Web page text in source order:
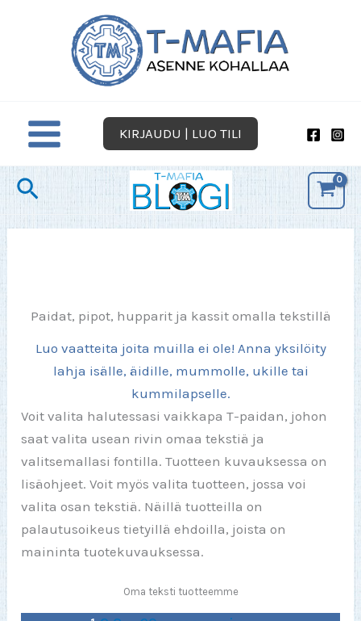
KIRJAUDU | LUO TILI
Hae
Paidat, pipot, hupparit ja kassit omalla tekstillä
Luo vaatteita joita muilla ei ole! Anna yksilöity
lahja isälle, äidille, mummolle, ukille tai
kummilapselle.
Voit valita halutessasi vaikkapa T-paidan, johon
saat valita usean rivin omaa tekstiä ja
valitsemallasi fontilla. Tuotteen kuvauksessa on
lisäohjeet. Voit myös valita tuotteen, jossa voi
valita osan tekstiä. Näillä tuotteilla on
palautusoikeus tietyillä ehdoilla, joista on
maininta tuotekuvauksessa.
Oma teksti tuotteemme